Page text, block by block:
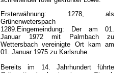
Ersterwähnung: 1278, als
Grûnenweterspach
1289.Eingemeindung: Der am 01.
Januar 1972 mit Palmbach zu
Wettersbach vereinigte Ort kam am
01. Januar 1975 zu Karlsruhe.
Bereits im 14. Jahrhundert führte